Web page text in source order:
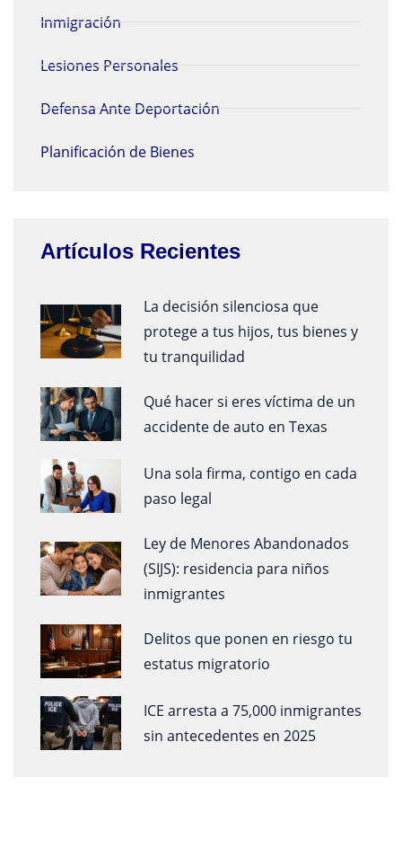
Inmigración
Lesiones Personales
Defensa Ante Deportación
Planificación de Bienes
Artículos Recientes
La decisión silenciosa que
protege a tus hijos, tus bienes y
tu tranquilidad
Qué hacer si eres víctima de un
accidente de auto en Texas
Una sola firma, contigo en cada
paso legal
Ley de Menores Abandonados
(SIJS): residencia para niños
inmigrantes
Delitos que ponen en riesgo tu
estatus migratorio
ICE arresta a 75,000 inmigrantes
sin antecedentes en 2025